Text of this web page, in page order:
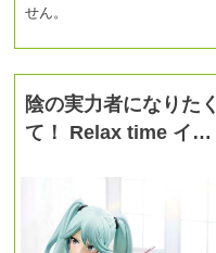
せん。
陰の実力者になりたく
て！ Relax time イ…